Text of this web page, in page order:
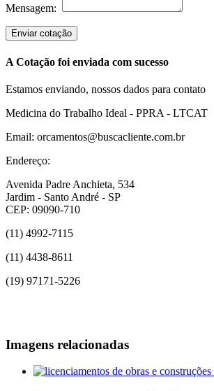
Mensagem:
Enviar cotação
A Cotação foi enviada com sucesso
Estamos enviando, nossos dados para contato
Medicina do Trabalho Ideal - PPRA - LTCAT
Email: orcamentos@buscacliente.com.br
Endereço:
Avenida Padre Anchieta, 534
Jardim - Santo André - SP
CEP: 09090-710
(11) 4992-7115
(11) 4438-8611
(19) 97171-5226
Imagens relacionadas